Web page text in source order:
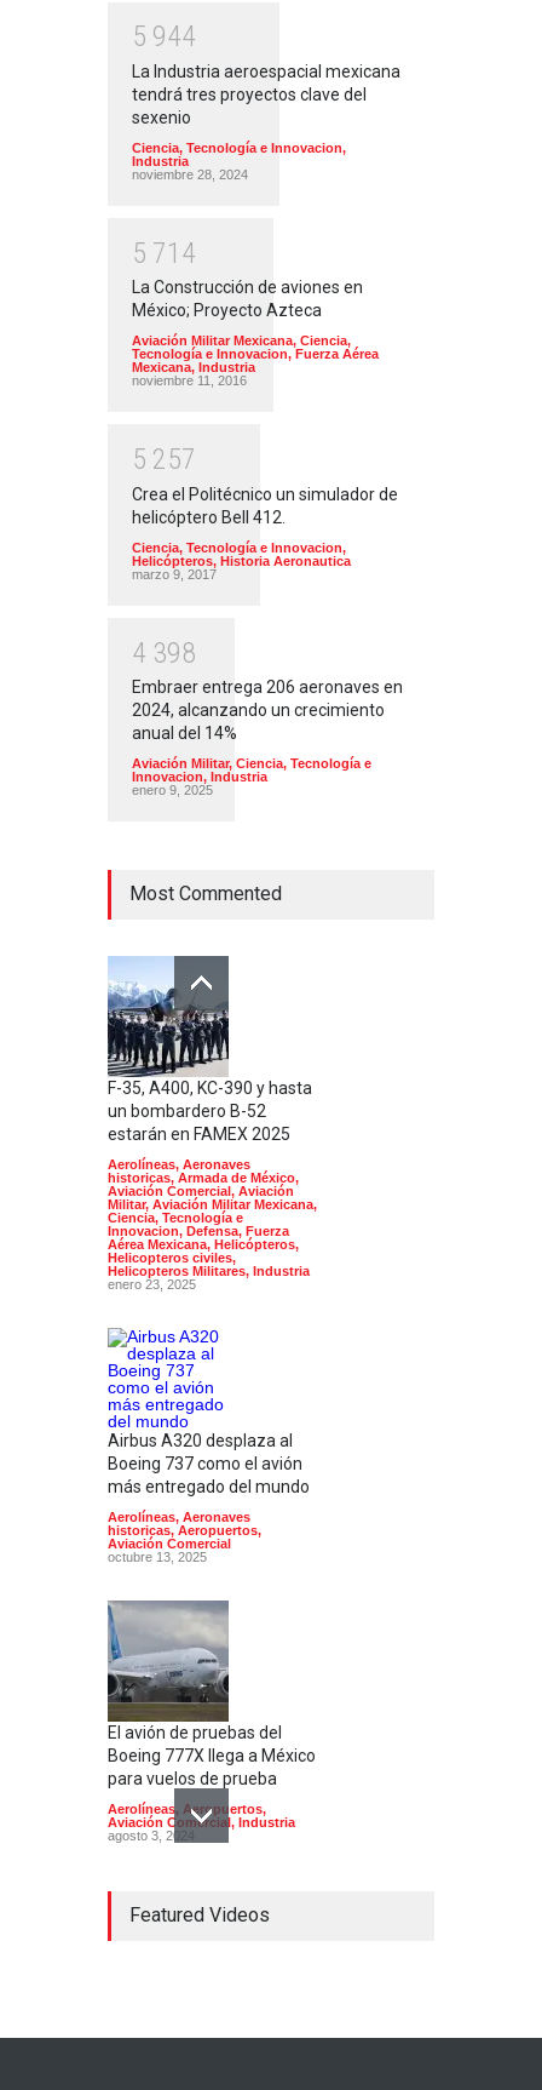
5 944
La Industria aeroespacial mexicana
tendrá tres proyectos clave del
sexenio
Ciencia, Tecnología e Innovacion,
Industria
noviembre 28, 2024
5 71 4
La Construcción de aviones en
México; Proyecto Azteca
Aviación Militar Mexicana, Ciencia,
Tecnología e Innovacion, Fuerza Aérea
Mexicana, Industria
noviembre 11, 2016
5 257
Crea el Politécnico un simulador de
helicóptero Bell 412.
Ciencia, Tecnología e Innovacion,
Helicópteros, Historia Aeronautica
marzo 9, 2017
4 398
Embraer entrega 206 aeronaves en
2024, alcanzando un crecimiento
anual del 14%
Aviación Militar, Ciencia, Tecnología e
Innovacion, Industria
enero 9, 2025
Most Commented
F-35, A400, KC-390 y hasta
un bombardero B-52
estarán en FAMEX 2025
Aerolíneas, Aeronaves
historicas, Armada de México,
Aviación Comercial, Aviación
Militar, Aviación Militar Mexicana,
Ciencia, Tecnología e
Innovacion, Defensa, Fuerza
Aérea Mexicana, Helicópteros,
Helicopteros civiles,
Helicopteros Militares, Industria
enero 23, 2025
Airbus A320 desplaza al
Boeing 737 como el avión
más entregado del mundo
Aerolíneas, Aeronaves
historicas, Aeropuertos,
Aviación Comercial
octubre 13, 2025
El avión de pruebas del
Boeing 777X llega a México
para vuelos de prueba
Aerolíneas, Aeropuertos,
Aviación Comercial , Industria
agosto 3, 2024
la producción del Global
Featured Videos